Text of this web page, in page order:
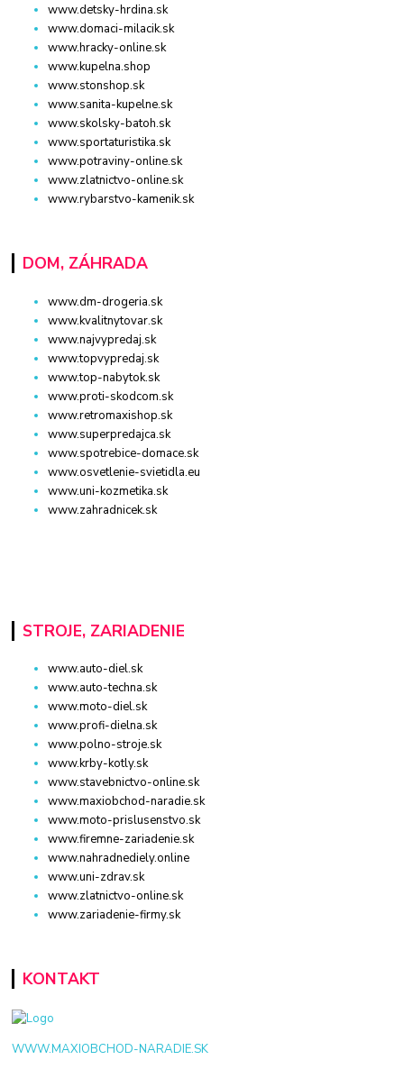
www.detsky-hrdina.sk
www.domaci-milacik.sk
www.hracky-online.sk
www.kupelna.shop
www.stonshop.sk
www.sanita-kupelne.sk
www.skolsky-batoh.sk
www.sportaturistika.sk
www.potraviny-online.sk
www.zlatnictvo-online.sk
www.rybarstvo-kamenik.sk
DOM, ZÁHRADA
www.dm-drogeria.sk
www.kvalitnytovar.sk
www.najvypredaj.sk
www.topvypredaj.sk
www.top-nabytok.sk
www.proti-skodcom.sk
www.retromaxishop.sk
www.superpredajca.sk
www.spotrebice-domace.sk
www.osvetlenie-svietidla.eu
www.uni-kozmetika.sk
www.zahradnicek.sk
STROJE, ZARIADENIE
www.auto-diel.sk
www.auto-techna.sk
www.moto-diel.sk
www.profi-dielna.sk
www.polno-stroje.sk
www.krby-kotly.sk
www.stavebnictvo-online.sk
www.maxiobchod-naradie.sk
www.moto-prislusenstvo.sk
www.firemne-zariadenie.sk
www.nahradnediely.online
www.uni-zdrav.sk
www.zlatnictvo-online.sk
www.zariadenie-firmy.sk
KONTAKT
WWW.MAXIOBCHOD-NARADIE.SK